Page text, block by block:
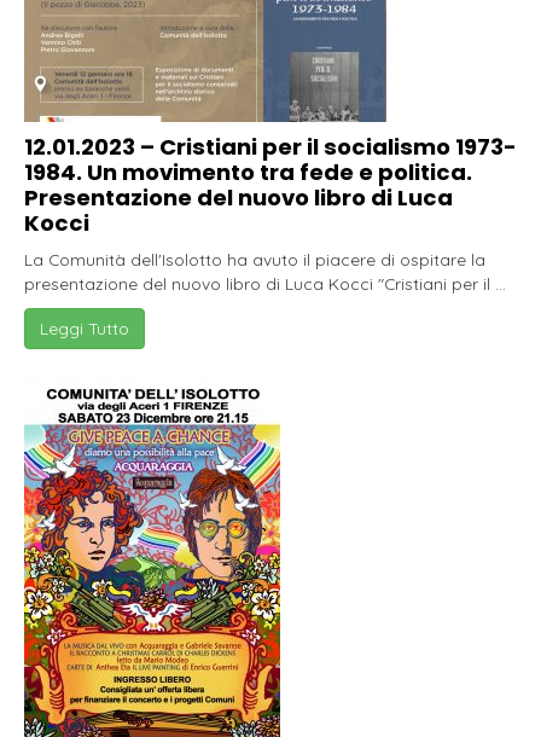
12.01.2023 – Cristiani per il socialismo 1973-
1984. Un movimento tra fede e politica.
Presentazione del nuovo libro di Luca
Kocci
La Comunità dell'Isolotto ha avuto il piacere di ospitare la
presentazione del nuovo libro di Luca Kocci "Cristiani per il ...
Leggi Tutto